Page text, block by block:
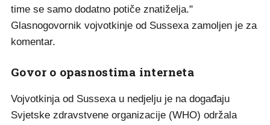
time se samo dodatno potiče znatiželja."
Glasnogovornik vojvotkinje od Sussexa zamoljen je za
komentar.
Govor o opasnostima interneta
Vojvotkinja od Sussexa u nedjelju je na događaju
Svjetske zdravstvene organizacije (WHO) održala